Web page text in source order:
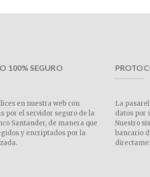
100% SEGURO
en nuestra web con
por el servidor seguro de la
Santander, de manera que
y encriptados por la
La
datos por
Nuestro
bancario